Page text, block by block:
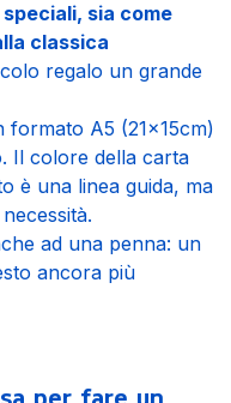
sia come
classica
regalo un grande
formato A5 (21x15cm)
Il colore della carta
è una linea guida, ma
ad una penna: un
ancora più